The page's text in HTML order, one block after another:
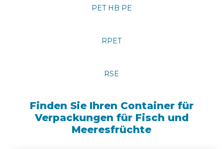
PET HB PE
RPET
RSE
Finden Sie Ihren Container für
Verpackungen für Fisch und
Meeresfrüchte